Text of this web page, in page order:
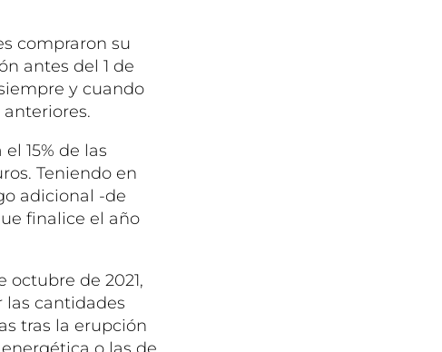
compraron su
antes del 1 de
y cuando
15% de las
Teniendo en
adicional -de
finalice el año
octubre de 2021,
las cantidades
tras la erupción